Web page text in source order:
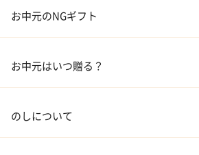
02 兄弟、姉妹
04 会社の上司
お中元のNGギフト
お中元はいつ贈る？
のしについて